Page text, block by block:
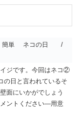
② 簡単 ネコの日 /
ジです。今回はネコ②
の日と言われているそ
面にいかがでしょう
ントください―用意